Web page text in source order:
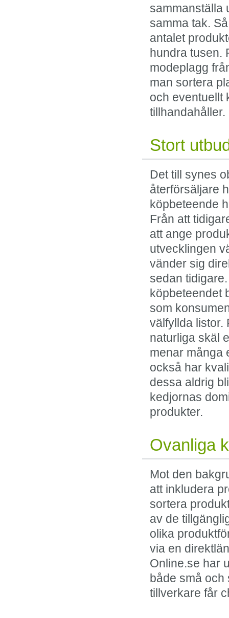
sammanställa
samma tak.
antalet
hundra tusen.
modeplagg
man sortera
och eventuellt
tillhandahåller.
Stort
Det till synes
återförsäljare
köpbeteende
Från att
att ange
utvecklingen
vänder sig
sedan
köpbeteendet
som
välfyllda listor.
naturliga skäl
menar många
också har
dessa aldrig
kedjornas
produkter.
Ovanliga
Mot den
att inkludera
sortera
av de
olika
via en
Online.se har
både små
tillverkare får